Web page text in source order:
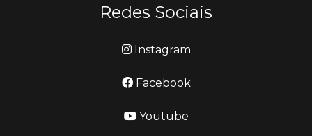
Redes Sociais
Instagram
Facebook
Youtube